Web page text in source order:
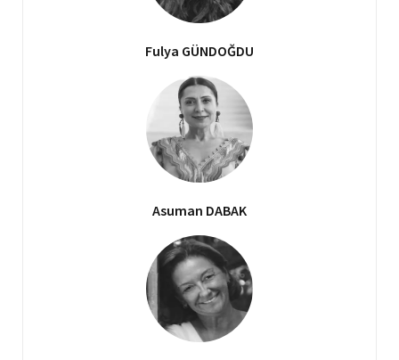
Fulya GÜNDOĞDU
Asuman DABAK